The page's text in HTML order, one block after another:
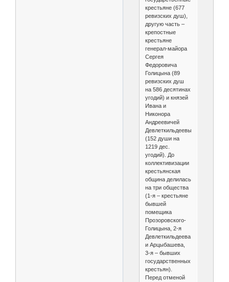
крестьяне (677
ревизских душ),
другую часть –
крепостные
крестьяне
генерал-майора
Сергея
Федоровича
Голицына (89
ревизских душ
на 586 десятинах
угодий) и князей
Ивана и
Никонора
Андреевичей
Девлеткильдеевых
(152 души на
1219 дес.
угодий). До
коллективизации
крестьянская
община делилась
на три общества
(1-я – крестьяне
бывшей
помещика
Прозоровского-
Голицына, 2-я
Девлеткильдеева
и Арцыбашева,
3-я – бывших
государственных
крестьян).
Перед отменой